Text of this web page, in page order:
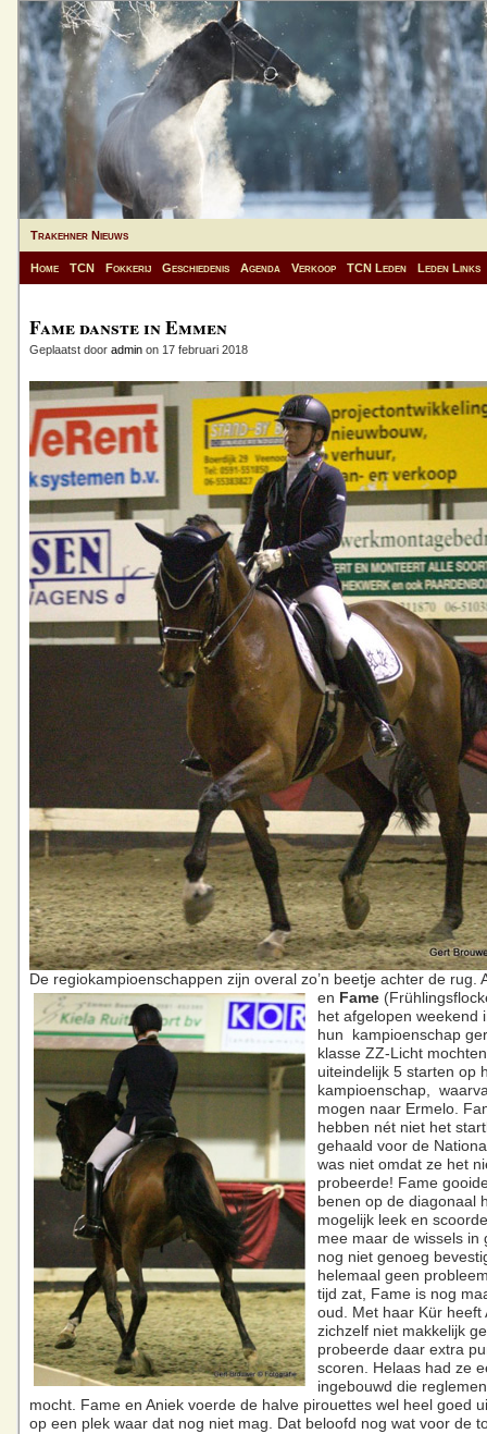
Trakehner Nieuws
Home TCN Fokkerij Geschiedenis Agenda Verkoop TCN Leden Leden Links
Fame danste in Emmen
Geplaatst door admin on 17 februari 2018
De regiokampioenschappen zijn overal zo’n beetje achter de rug.
en Fame
het afgelopen weekend
hun kampioenschap
klasse ZZ-Licht
uiteindelijk 5 starten op
kampioenschap,
mogen naar Ermelo.
hebben nét niet het
gehaald voor de
was niet omdat ze het
probeerde! Fame
benen op de diagonaal
mogelijk leek en
mee maar de wissels in
nog niet genoeg
helemaal geen
tijd zat, Fame is nog
oud. Met haar Kür heeft
zichzelf niet makkelijk
probeerde daar extra
scoren. Helaas had ze
ingebouwd die
mocht. Fame en Aniek voerde de halve pirouettes wel heel goed
op een plek waar dat nog niet mag. Dat beloofd nog wat voor de